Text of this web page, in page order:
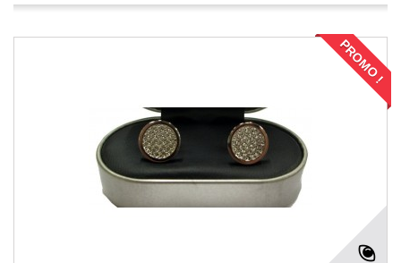
PROMO !